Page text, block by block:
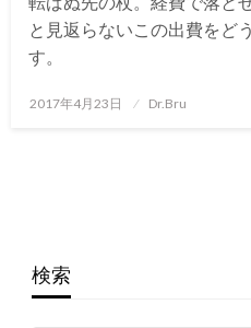
と見返らないこの出費をど
す。
投
2017年4月23日 Dr.Bru
検索